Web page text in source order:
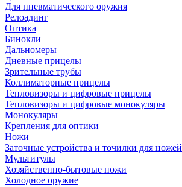
Для пневматического оружия
Релоадинг
Оптика
Бинокли
Дальномеры
Дневные прицелы
Зрительные трубы
Коллиматорные прицелы
Тепловизоры и цифровые прицелы
Тепловизоры и цифровые монокуляры
Монокуляры
Крепления для оптики
Ножи
Заточные устройства и точилки для ножей
Мультитулы
Хозяйственно-бытовые ножи
Холодное оружие